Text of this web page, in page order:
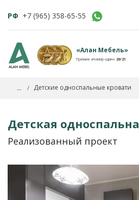
РФ +7 (965) 358-65-55
«Алан Мебель»
Премия «Номер один» 20/21
... Детские односпальные кровати
Детская
Реализованный проект